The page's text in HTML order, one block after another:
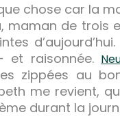
chose car la
maman de trois
et raisonnée.
zippées au
me revient,
durant la